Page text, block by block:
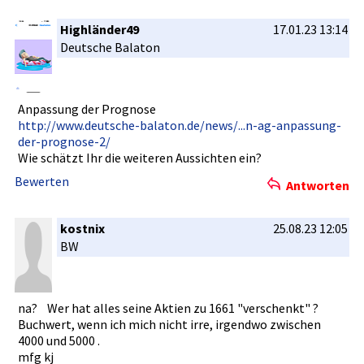
(Ende) Highländer49
17.01.23 13:14
Deutsche Balaton
Anpassung der Prognose
http://www­.deutsche-­balaton.de­/news/...n­-ag-anpass­ung-
der-pr­ognose-2/
Wie schätzt Ihr die weiteren Aussichten­ ein?
Bewerten
Antworten
kostnix
25.08.23 12:05
BW
na? Wer hat alles seine Aktien zu 1661 "verschenk­t" ?
Buchwert, wenn ich mich nicht irre, irgendwo zwischen
4000 und 5000 .
mfg kj